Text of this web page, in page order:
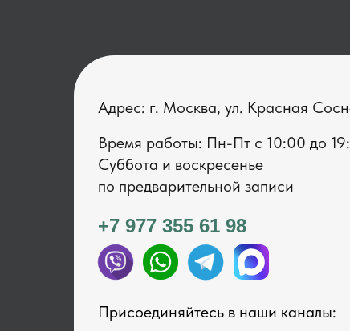
Адрес: г. Москва, ул. Красная
+7 977 355 61 98
Время работы: Пн-Пт с 1 0:00 до
Суббота и воскресенье
по предварительной записи
Присоединяйтесь в наши каналы: